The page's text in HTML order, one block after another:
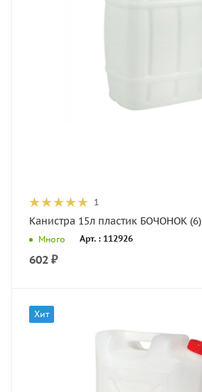
1
Канистра 15л пластик БОЧОНОК (6)
Много Арт. : 112926
602 ₽
Хит